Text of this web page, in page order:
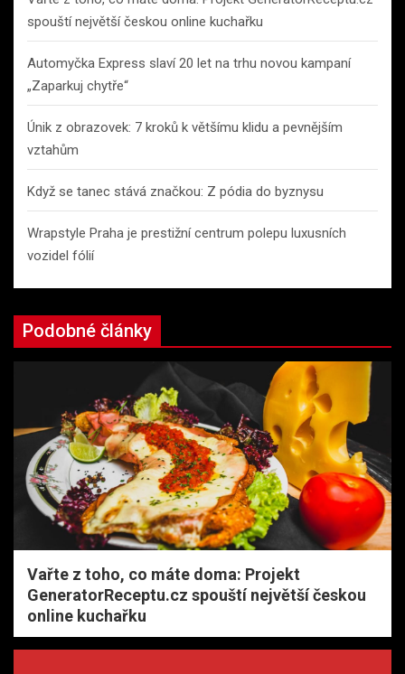
spouští největší českou online kuchařku
Automyčka Express slaví 20 let na trhu novou kampaní
„Zaparkuj chytře“
Únik z obrazovek: 7 kroků k většímu klidu a pevnějším
vztahům
Když se tanec stává značkou: Z pódia do byznysu
Wrapstyle Praha je prestižní centrum polepu luxusních
vozidel fólií
Podobné články
Vařte z toho, co máte doma: Projekt
GeneratorReceptu.cz spouští největší českou
online kuchařku